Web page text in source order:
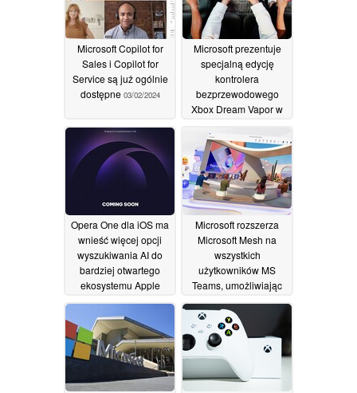
Microsoft Copilot for
Sales i Copilot for
Service są już ogólnie
dostępne 03/02/2024
Microsoft prezentuje
specjalną edycję
kontrolera
bezprzewodowego
Xbox Dream Vapor w
01/02/2024
Opera One dla iOS ma
wnieść więcej opcji
wyszukiwania AI do
bardziej otwartego
ekosystemu Apple
28/01/2024
Microsoft rozszerza
Microsoft Mesh na
wszystkich
użytkowników MS
Teams, umożliwiając
spotkania z
wykorzystaniem
awatarów 3D w
miejscach pracy VR
25/01/2024